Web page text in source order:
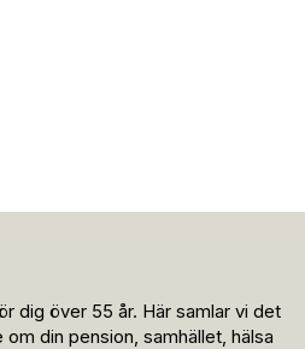
dig över 55 år. Här samlar vi det
din pension, samhället, hälsa